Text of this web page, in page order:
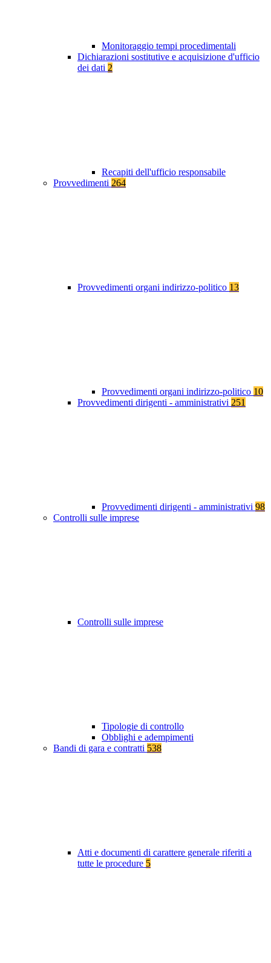
Monitoraggio tempi procedimentali
Dichiarazioni sostitutive e acquisizione d'ufficio
dei dati 2
Recapiti dell'ufficio responsabile
Provvedimenti 264
Provvedimenti organi indirizzo-politico 13
Provvedimenti organi indirizzo-politico 10
Provvedimenti dirigenti - amministrativi 251
Provvedimenti dirigenti - amministrativi 98
Controlli sulle imprese
Controlli sulle imprese
Tipologie di controllo
Obblighi e adempimenti
Bandi di gara e contratti 538
Atti e documenti di carattere generale riferiti a
tutte le procedure 5